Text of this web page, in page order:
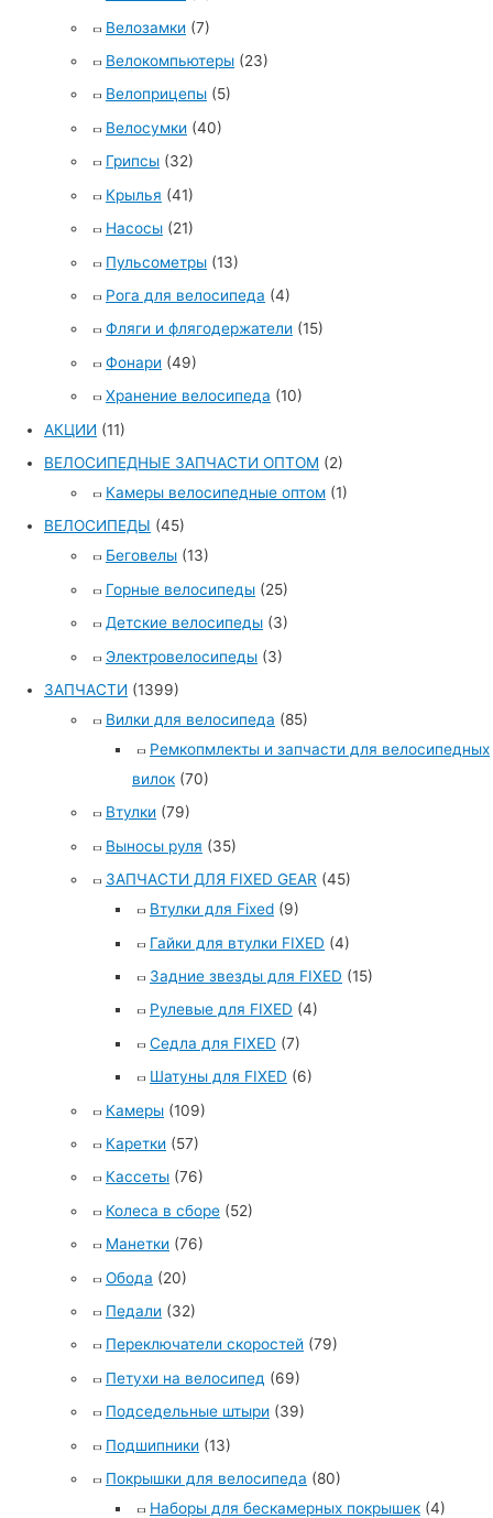
Велозамки (7)
Велокомпьютеры (23)
Велоприцепы (5)
Велосумки (40)
Грипсы (32)
Крылья (41)
Насосы (21)
Пульсометры (13)
Рога для велосипеда (4)
Фляги и флягодержатели (15)
Фонари (49)
Хранение велосипеда (10)
АКЦИИ (11)
ВЕЛОСИПЕДНЫЕ ЗАПЧАСТИ ОПТОМ (2)
Камеры велосипедные оптом (1)
ВЕЛОСИПЕДЫ (45)
Беговелы (13)
Горные велосипеды (25)
Детские велосипеды (3)
Электровелосипеды (3)
ЗАПЧАСТИ (1399)
Вилки для велосипеда (85)
Ремкопмлекты и запчасти для велосипедных
вилок (70)
Втулки (79)
Выносы руля (35)
ЗАПЧАСТИ ДЛЯ FIXED GEAR (45)
Втулки для Fixed (9)
Гайки для втулки FIXED (4)
Задние звезды для FIXED (15)
Рулевые для FIXED (4)
Седла для FIXED (7)
Шатуны для FIXED (6)
Камеры (109)
Каретки (57)
Кассеты (76)
Колеса в сборе (52)
Манетки (76)
Обода (20)
Педали (32)
Переключатели скоростей (79)
Петухи на велосипед (69)
Подседельные штыри (39)
Подшипники (13)
Покрышки для велосипеда (80)
Наборы для бескамерных покрышек (4)